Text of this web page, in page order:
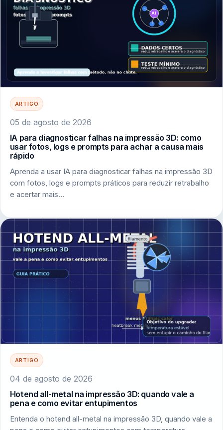
ARTIGO
05 de agosto de 2026
IA para diagnosticar falhas na impressão 3D: como
usar fotos, logs e prompts para achar a causa mais
rápido
Aprenda a usar IA para diagnosticar falhas na impressão 3D
com fotos, logs e prompts práticos para reduzir retrabalho
e acertar mais…
ARTIGO
04 de agosto de 2026
Hotend all-metal na impressão 3D: quando vale a
pena e como evitar entupimentos
Entenda o hotend all-metal na impressão 3D, quando vale a